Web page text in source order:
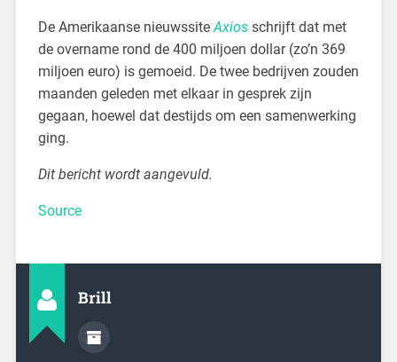
De Amerikaanse nieuwssite Axiosschrijft dat met
de overname rond de 400 miljoen dollar (zo’n 369
miljoen euro) is gemoeid. De twee bedrijven zouden
maanden geleden met elkaar in gesprek zijn
gegaan, hoewel dat destijds om een samenwerking
ging.
Dit bericht wordt aangevuld.
Source
Brill